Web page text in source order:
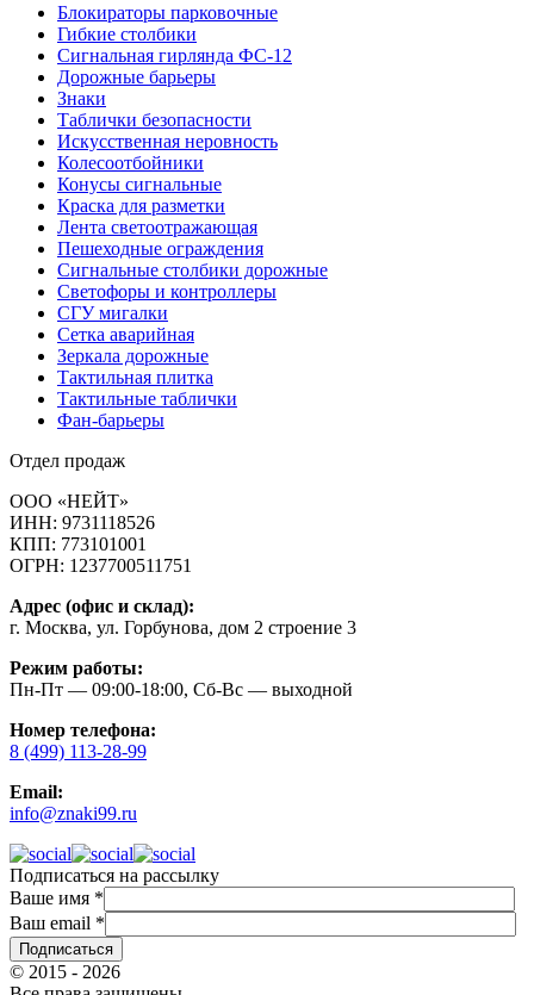
Блокираторы парковочные
Гибкие столбики
Сигнальная гирлянда ФС-12
Дорожные барьеры
Знаки
Таблички безопасности
Искусственная неровность
Колесоотбойники
Конусы сигнальные
Краска для разметки
Лента светоотражающая
Пешеходные ограждения
Сигнальные столбики дорожные
Светофоры и контроллеры
СГУ мигалки
Cетка аварийная
Зеркала дорожные
Тактильная плитка
Тактильные таблички
Фан-барьеры
Отдел продаж
ООО «НЕЙТ»
ИНН: 9731118526
КПП: 773101001
ОГРН: 1237700511751
Адрес (офис и склад):
г. Москва, ул. Горбунова, дом 2 строение 3
Режим работы:
Пн-Пт — 09:00-18:00, Сб-Вс — выходной
Номер телефона:
8 (499) 113-28-99
Email:
info@znaki99.ru
Подписаться на рассылку
Ваше имя *
Ваш email *
© 2015 - 2026